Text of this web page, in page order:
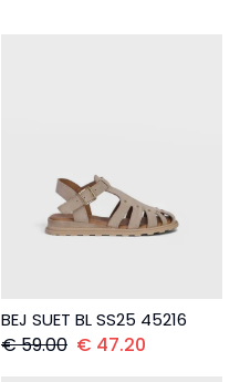
BEJ SUET BL SS25 45216
€59.00 € 47.20